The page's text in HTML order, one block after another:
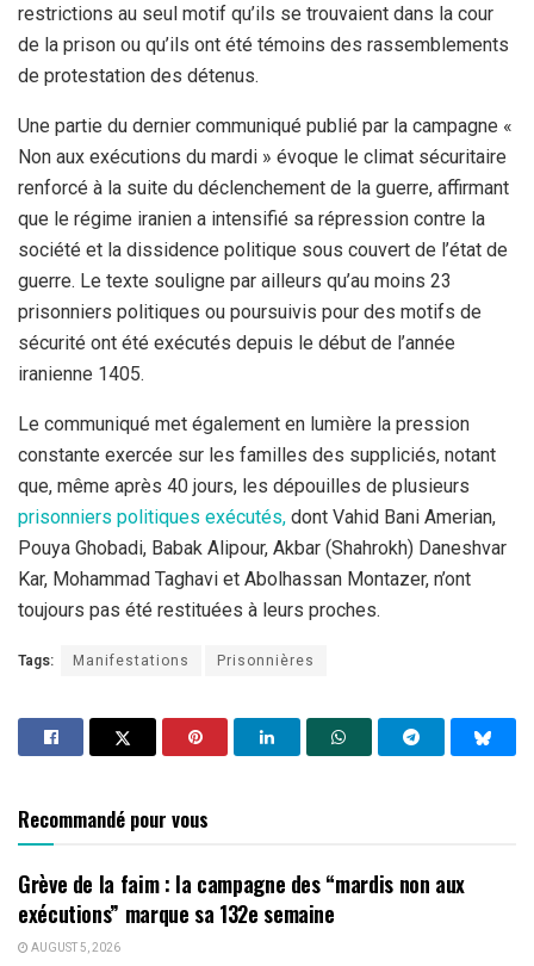
restrictions au seul motif qu’ils se trouvaient dans la cour
de la prison ou qu’ils ont été témoins des rassemblements
de protestation des détenus.
Une partie du dernier communiqué publié par la campagne «
Non aux exécutions du mardi » évoque le climat sécuritaire
renforcé à la suite du déclenchement de la guerre, affirmant
que le régime iranien a intensifié sa répression contre la
société et la dissidence politique sous couvert de l’état de
guerre. Le texte souligne par ailleurs qu’au moins 23
prisonniers politiques ou poursuivis pour des motifs de
sécurité ont été exécutés depuis le début de l’année
iranienne 1405.
Le communiqué met également en lumière la pression
constante exercée sur les familles des suppliciés, notant
que, même après 40 jours, les dépouilles de plusieurs
prisonniers politiques exécutés, dont Vahid Bani Amerian,
Pouya Ghobadi, Babak Alipour, Akbar (Shahrokh) Daneshvar
Kar, Mohammad Taghavi et Abolhassan Montazer, n’ont
toujours pas été restituées à leurs proches.
Tags: Manifestations Prisonnières
Recommandé pour vous
Grève de la faim : la campagne des “mardis non aux
exécutions” marque sa 132e semaine
AUGUST 5, 2026